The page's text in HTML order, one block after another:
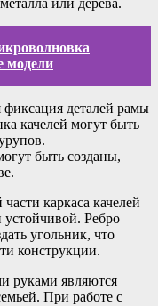
или дерева.
модели
фиксация деталей рамы
качелей могут быть
быть созданы,
каркаса качелей
устойчивой. Ребро
угольник, что
конструкции.
руками являются
При работе с